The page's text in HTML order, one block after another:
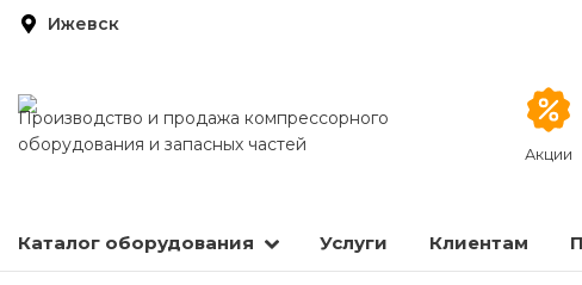
Ижевск
Производство и продажа компрессорного
оборудования и запасных частей
Акции
Каталог оборудования Услуги Клиентам